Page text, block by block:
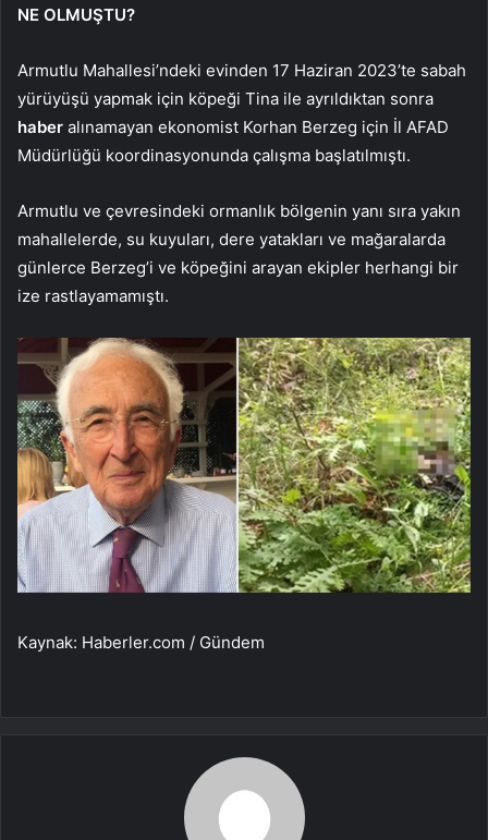
NE OLMUŞTU?
Armutlu Mahallesi’ndeki evinden 17 Haziran 2023’te sabah
yürüyüşü yapmak için köpeği Tina ile ayrıldıktan sonra
haber alınamayan ekonomist Korhan Berzeg için İl AFAD
Müdürlüğü koordinasyonunda çalışma başlatılmıştı.
Armutlu ve çevresindeki ormanlık bölgenin yanı sıra yakın
mahallelerde, su kuyuları, dere yatakları ve mağaralarda
günlerce Berzeg’i ve köpeğini arayan ekipler herhangi bir
ize rastlayamamıştı.
Kaynak: Haberler.com / Gündem